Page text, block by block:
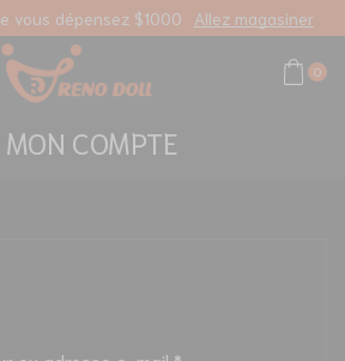
vous dépensez $1000 Allez magasiner
0
MON COMPTE